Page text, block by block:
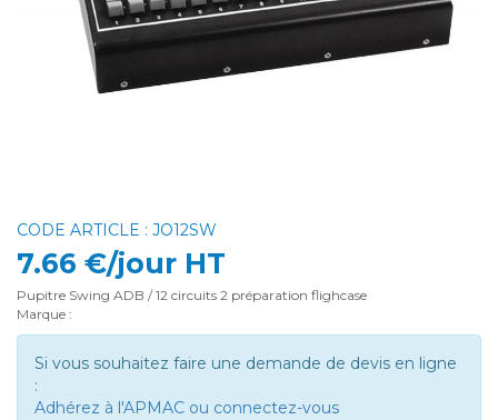
CODE ARTICLE : JO12SW
7.66 €/jour HT
Pupitre Swing ADB / 12 circuits 2 préparation flighcase
Marque :
Si vous souhaitez faire une demande de devis en ligne
:
Adhérez à l'APMAC ou connectez-vous